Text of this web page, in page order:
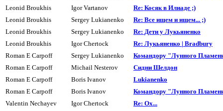
Leonid Broukhis
Igor Vartanov
Re: Косяк в Илиаде ;)
Leonid Broukhis
Sergey Lukianenko
Re: Все ищем и ищем... ;)
Leonid Broukhis
Sergey Lukianenko
Re: Дети у Лукьяненко
Leonid Broukhis
Igor Chertock
Re: Лукьяненко | Bradbury
Roman E Carpoff
Sergey Lukianenko
Командоpу "Лунного
Roman E Carpoff
Michail Nesterov
Сидни Шелдон
Roman E Carpoff
Boris Ivanov
Lukianenko
Roman E Carpoff
Boris Ivanov
Командоpy "Лyнного
Valentin Nechayev
Igor Chertock
Re: Ох...